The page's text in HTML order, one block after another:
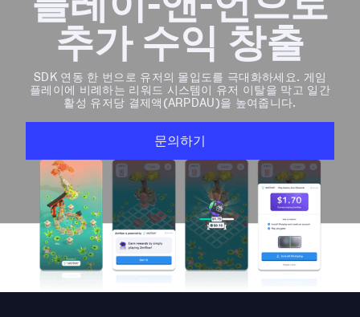
추가 수익 창출
SDK 연동 한 번으로 유저의 몰입도를 극대화하세요. 게임
플레이에 비례하는 리워드 시스템이 유저 이탈을 막고 일간
활성 유저당 결제액(ARPDAU)을 높여줍니다.
문의하기